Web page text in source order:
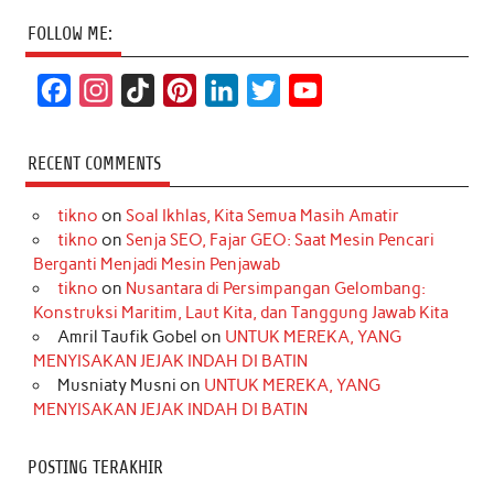
FOLLOW ME:
c
e
b
o
k
s
t
a
r
a
m
k
T
o
k
t
e
r
e
s
t
k
e
d
I
n
t
t
r
T
u
e
RECENT COMMENTS
tikno on Soal Ikhlas, Kita Semua Masih Amatir
tikno on Senja SEO, Fajar GEO: Saat Mesin Pencari
Berganti Menjadi Mesin Penjawab
tikno on Nusantara di Persimpangan Gelombang:
Konstruksi Maritim, Laut Kita, dan Tanggung Jawab Kita
Amril Taufik Gobel on UNTUK MEREKA, YANG
MENYISAKAN JEJAK INDAH DI BATIN
Musniaty Musni on UNTUK MEREKA, YANG
MENYISAKAN JEJAK INDAH DI BATIN
POSTING TERAKHIR